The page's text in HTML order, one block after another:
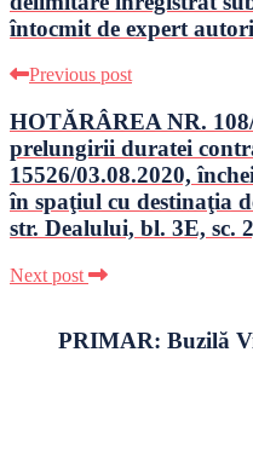
întocmit de expert
Previous post
HOTĂRÂREA NR.
prelungirii duratei
15526/03.08.2020,
în spaţiul cu destinaţia
str. Dealului, bl. 3E, sc.
Next post
PRIMAR: Buzilă